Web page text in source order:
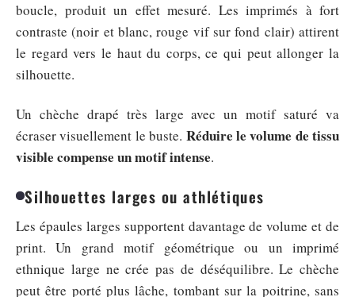
boucle, produit un effet mesuré. Les imprimés à fort
contraste (noir et blanc, rouge vif sur fond clair) attirent
le regard vers le haut du corps, ce qui peut allonger la
silhouette.
Un chèche drapé très large avec un motif saturé va
écraser visuellement le buste. Réduire le volume de tissu
visible compense un motif intense.
Silhouettes larges ou athlétiques
Les épaules larges supportent davantage de volume et de
print. Un grand motif géométrique ou un imprimé
ethnique large ne crée pas de déséquilibre. Le chèche
peut être porté plus lâche, tombant sur la poitrine, sans